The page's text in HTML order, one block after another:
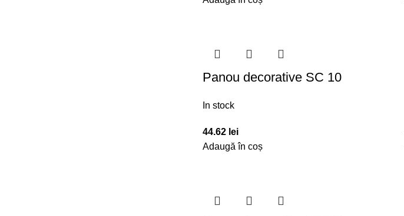
Panou decorative SC 10
In stock
44.62 lei
Adaugă în coș